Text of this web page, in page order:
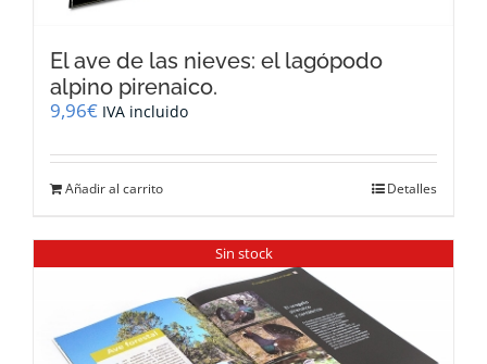
El ave de las nieves: el lagópodo
alpino pirenaico.
9,96€ IVA incluido
Añadir al carrito Detalles
Sin stock